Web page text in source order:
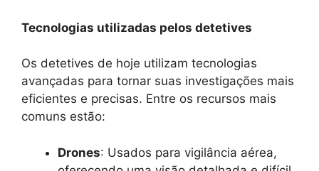
Tecnologias utilizadas pelos detetives
Os detetives de hoje utilizam tecnologias
avançadas para tornar suas investigações mais
eficientes e precisas. Entre os recursos mais
comuns estão:
Drones: Usados para vigilância aérea,